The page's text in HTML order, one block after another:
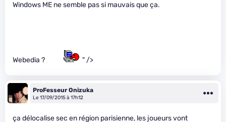
Windows ME ne semble pas si mauvais que ça.
Webedia ? " />
ProFesseur Onizuka
Le 17/09/2015 à 17h12
ça délocalise sec en région parisienne, les joueurs vont